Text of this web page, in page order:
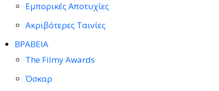
Εμπορικές Αποτυχίες
Ακριβότερες Ταινίες
ΒΡΑΒΕΙΑ
The Filmy Awards
Όσκαρ